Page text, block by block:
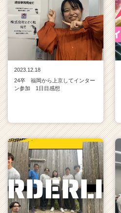
2023.12.18
24卒 福岡から上京してインター
ン参加 1日目感想